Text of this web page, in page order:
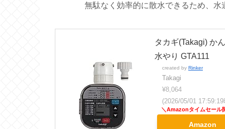
無駄なく効率的に散水できるため、水
タカギ(Takagi) か
水やり GTA111
created by Rinker
Takagi
¥8,064
(2026/05/01
Amazon